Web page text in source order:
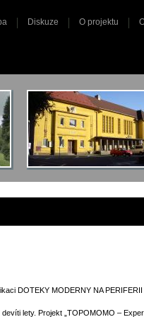
Diskuze O projektu
DOTEKY MODERNY NA PERIFERII
lety. Projekt „TOPOMOMO –